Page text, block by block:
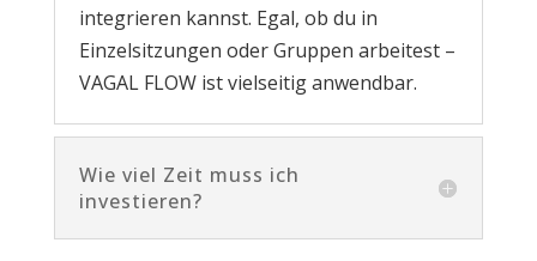
integrieren kannst. Egal, ob du in
Einzelsitzungen oder Gruppen arbeitest –
VAGAL FLOW ist vielseitig anwendbar.
Wie viel Zeit muss ich
investieren?